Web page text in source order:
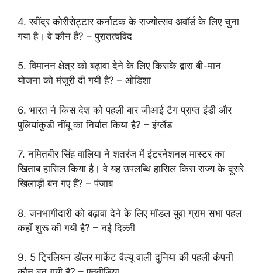
4. रवींद्र कोरीसेट्टार कर्नाटक के राज्योत्सव अवॉर्ड के लिए चुना
गया है। वे कौन हैं? – पुरातत्वविद
5. विमानन क्षेत्र को बढ़ावा देने के लिए किसके द्वारा बी-मान
योजना को मंजूरी दी गयी है? – ओडिशा
6. भारत ने किस देश को पहली बार जीआई टैग प्राप्त इंडी और
पुलियांकुडी नींबू का निर्यात किया है? – इंग्लैंड
7. नमितबीर सिंह वालिया ने शतरंज में इंटरनेशनल मास्टर का
खिताब हासिल किया है। वे यह उपलब्धि हासिल किस राज्य के दूसरे
खिलाड़ी बन गए हैं? – पंजाब
8. जनभागीदारी को बढ़ावा देने के लिए मॉडल युवा ग्राम सभा पहल
कहाँ शुरू की गयी है? – नई दिल्ली
9. 5 ट्रिलियन डॉलर मार्केट वैल्यू वाली दुनिया की पहली कंपनी